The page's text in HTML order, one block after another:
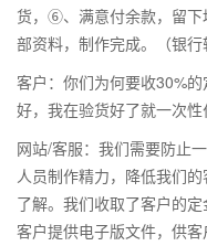
货，⑥、满意付余款，留
部资料，制作完成。（银行
客户：你们为何要收30%
好，我在验货好了就一次性
网站/客服：我们需要防止
人员制作精力，降低我们
了解。我们收取了客户的
客户提供电子版文件，供